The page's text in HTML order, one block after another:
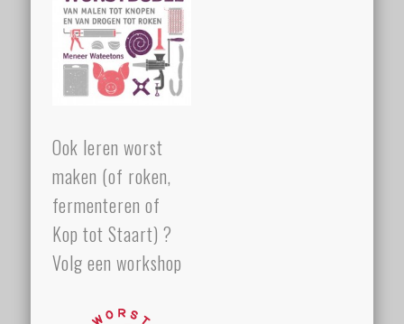
Ook leren worst
maken (of roken,
fermenteren of
Kop tot Staart) ?
Volg een workshop